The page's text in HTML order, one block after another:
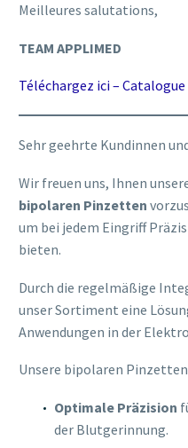
Meilleures salutations,
TEAM APPLIMED
Téléchargez ici –
Sehr geehrte Kundinnen
Wir freuen uns, Ihnen
bipolaren Pinzetten
um bei jedem Eingriff
bieten.
Durch die regelmäßige
unser Sortiment eine
Anwendungen in der
Unsere bipolaren
Optimale Präzision
der Blutgerinnung.